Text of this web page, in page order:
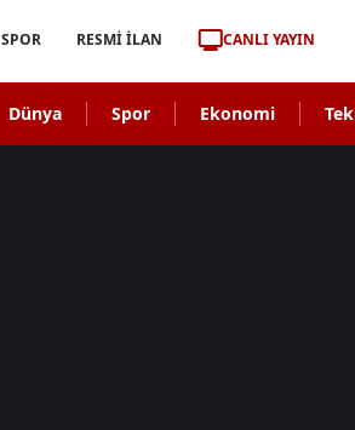
SPOR RESMİ İLAN CANLI YAYIN
Dünya Spor Ekonomi